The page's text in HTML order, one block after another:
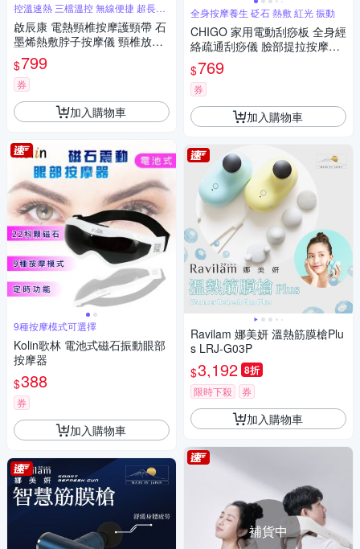
控溫速熱 三檔溫控 無線便捷 超長續
航
啟辰康 電熱頸椎按摩護頸帶 石
墨烯熱敷脖子按摩儀 頸椎放鬆
按摩器 頸椎保暖神器
$799
券
加入購物車
9種按摩模式可選擇
Kolin歌林 電池式磁石振動眼部
按摩器
$388
券
加入購物車
全身按摩養生 砭石 熱敷 紅光 振動
CHIGO 家用電動刮痧板 全身經
絡疏通刮痧儀 臉部提拉按摩儀
熱敷揉腹儀 頸椎肌肉淋巴排毒
按摩放鬆儀（非醫療器材）
$769
券
加入購物車
Ravilam 娜美妍 溫熱筋膜槍Plu
s LRJ-G03P
$3,192 8折
限時下殺 券
加入購物車
補貨中